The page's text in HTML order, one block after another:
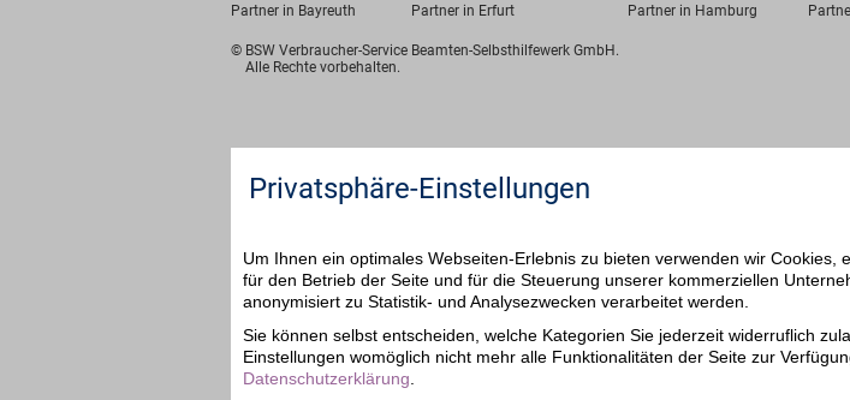
Partner in Bayreuth
Partner in Erfurt Partner in Hamburg
© BSW Verbraucher-Service Beamten-Selbsthilfewerk GmbH.
Alle Rechte vorbehalten.
Privatsphäre-Einstellungen
Um Ihnen ein optimales Webseiten-Erlebnis zu bieten verwenden wir
für den Betrieb der Seite und für die Steuerung unserer kommerziellen
anonymisiert zu Statistik- und Analysezwecken verarbeitet werden.
Sie können selbst entscheiden, welche Kategorien Sie jederzeit widerruflich
Einstellungen womöglich nicht mehr alle Funktionalitäten der Seite zur
Datenschutzerklärung